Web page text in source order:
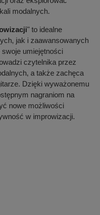
modalnych.
" to idealne
jak i zaawansowanych
swoje umiejętności
czytelnika przez
a także zachęca
Dzięki wyważonemu
nagraniom na
nowe możliwości
w improwizacji.